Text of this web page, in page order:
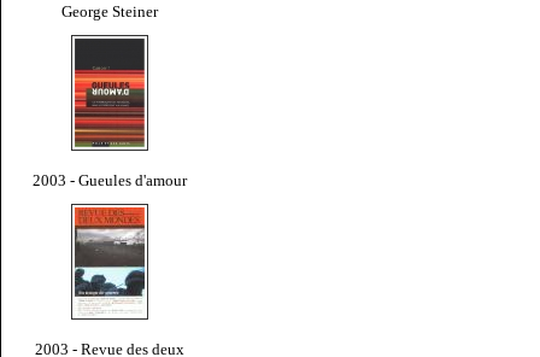
George Steiner
2003 - Gueules d'amour
2003 - Revue des deux